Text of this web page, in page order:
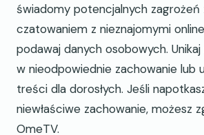
świadomy potencjalnych zagrożeń
czatowaniem z nieznajomymi
podawaj danych osobowych.
w nieodpowiednie zachowanie lub
treści dla dorosłych. Jeśli
niewłaściwe zachowanie, możesz
OmeTV.